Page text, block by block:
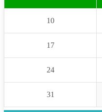
10
17
24
31